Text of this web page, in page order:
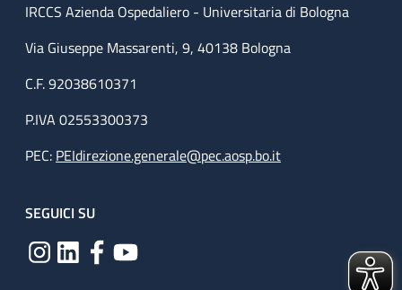
IRCCS Azienda Ospedaliero - Universitaria di Bologna
Via Giuseppe Massarenti, 9, 40138 Bologna
C.F. 92038610371
P.IVA 02553300373
PEC: PEIdirezione.generale@pec.aosp.bo.it
SEGUICI SU